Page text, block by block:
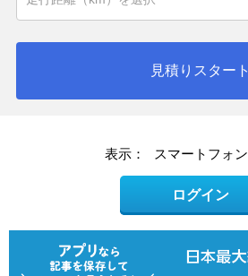
見積りスタート
表示： スマートフォン
ログイン